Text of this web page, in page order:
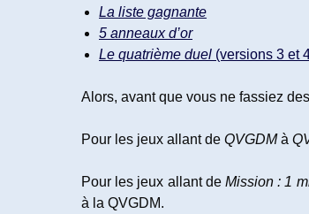
La liste gagnante
5 anneaux d’or
Le quatrième duel (versions 3 et
Alors, avant que vous ne fassiez
Pour les jeux allant de QVGDMà
Pour les jeux allant de Mission : 1
à la QVGDM.